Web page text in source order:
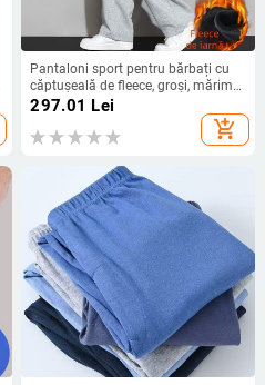
Pantaloni sport pentru bărbați cu
căptușeală de fleece, groși, mărime
plus, casual
297.01 Lei
add_shopping_cart